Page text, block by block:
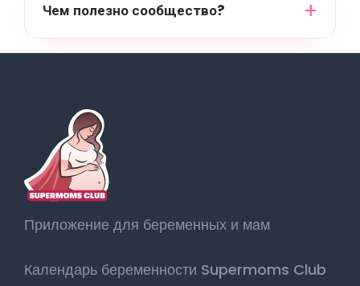
Чем полезно сообщество?
Приложение для беременных и мам
Календарь беременности Supermoms Club